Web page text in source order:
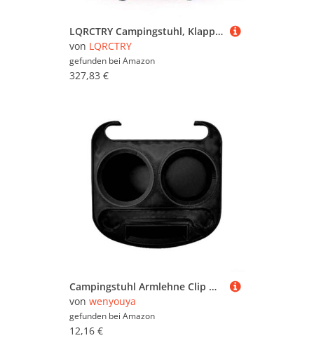
LQRCTRY Campingstuhl, Klappbarer Campingstuhl mit Netzrückenlehne, Getränkehalter, Tasche, Schultertasche, 100 kg, Mehrfarbig(Orange)
von LQRCTRY
gefunden bei Amazon
327,83 €
Campingstuhl Armlehne Clip On Tragbares Tablett mit Getränkehalter Leichter Kunststofftisch für Outdoor Wandern Angeln Strand und Picknick
von wenyouya
gefunden bei Amazon
12,16 €